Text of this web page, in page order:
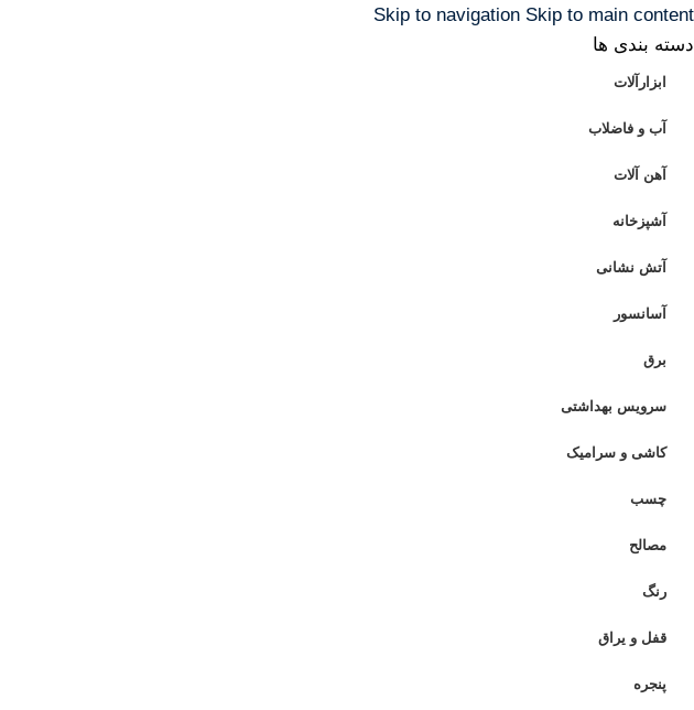
Skip to navigation Skip to main content
دسته بندی ها
ابزارآلات
آب و فاضلاب
آهن آلات
آشپزخانه
آتش نشانی
آسانسور
برق
سرویس بهداشتی
کاشی و سرامیک
چسب
مصالح
رنگ
قفل و یراق
پنجره